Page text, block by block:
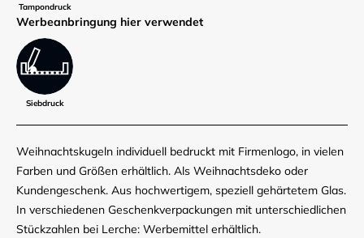
Tampondruck
Werbe­anbringung hier verwendet
Siebdruck
Weihnachtskugeln individuell bedruckt mit Firmenlogo, in vielen
Farben und Größen erhältlich. Als Weihnachtsdeko oder
Kundengeschenk. Aus hochwertigem, speziell gehärtetem Glas.
In verschiedenen Geschenkverpackungen mit unterschiedlichen
Stückzahlen bei Lerche: Werbemittel erhältlich.